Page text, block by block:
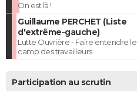
On est là !
Guillaume PERCHET (Liste
d'extrême-gauche)
Lutte Ouvrière - Faire entendre le
camp des travailleurs
Participation au scrutin